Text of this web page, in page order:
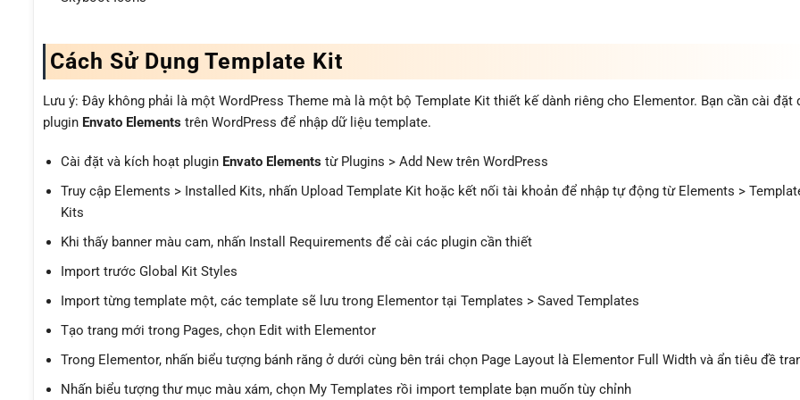
Cách Sử Dụng Template Kit
Lưu ý: Đây không phải là một WordPress Theme mà là một bộ Template Kit thiết kế dành riêng cho Elementor. Bạn cần cài đặt
plugin Envato Elements trên WordPress để nhập dữ liệu template.
Cài đặt và kích hoạt plugin Envato Elementstừ Plugins > Add New trên WordPress
Truy cập Elements > Installed Kits, nhấn Upload Template Kit hoặc kết nối tài khoản để nhập tự động từ Elements >
Kits
Khi thấy banner màu cam, nhấn Install Requirements để cài các plugin cần thiết
Import trước Global Kit Styles
Import từng template một, các template sẽ lưu trong Elementor tại Templates > Saved Templates
Tạo trang mới trong Pages, chọn Edit with Elementor
Trong Elementor, nhấn biểu tượng bánh răng ở dưới cùng bên trái chọn Page Layout là Elementor Full Width và ẩn tiêu đề
Nhấn biểu tượng thư mục màu xám, chọn My Templates rồi import template bạn muốn tùy chỉnh